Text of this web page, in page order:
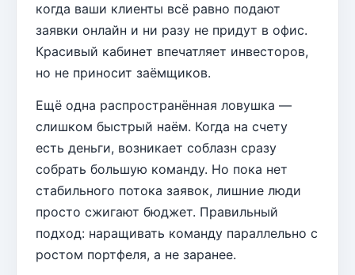
когда ваши клиенты всё равно подают
заявки онлайн и ни разу не придут в офис.
Красивый кабинет впечатляет инвесторов,
но не приносит заёмщиков.
Ещё одна распространённая ловушка —
слишком быстрый наём. Когда на счету
есть деньги, возникает соблазн сразу
собрать большую команду. Но пока нет
стабильного потока заявок, лишние люди
просто сжигают бюджет. Правильный
подход: наращивать команду параллельно с
ростом портфеля, а не заранее.